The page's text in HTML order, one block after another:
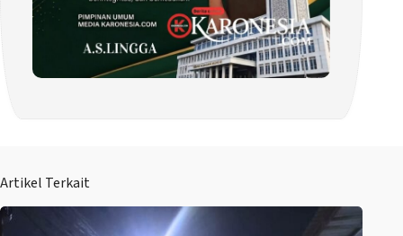
Artikel Terkait